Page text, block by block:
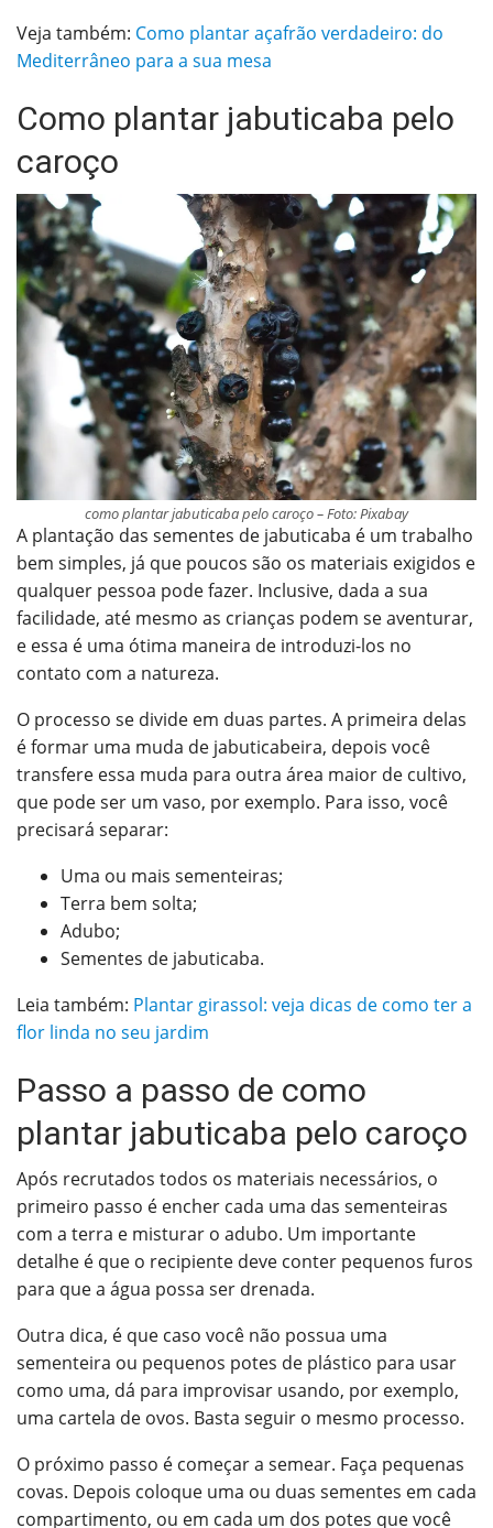
Veja também: Como plantar açafrão verdadeiro: do
Mediterrâneo para a sua mesa
Como plantar jabuticaba pelo
caroço
como plantar jabuticaba pelo caroço – Foto: Pixabay
A plantação das sementes de jabuticaba é um trabalho
bem simples, já que poucos são os materiais exigidos e
qualquer pessoa pode fazer. Inclusive, dada a sua
facilidade, até mesmo as crianças podem se aventurar,
e essa é uma ótima maneira de introduzi-los no
contato com a natureza.
O processo se divide em duas partes. A primeira delas
é formar uma muda de jabuticabeira, depois você
transfere essa muda para outra área maior de cultivo,
que pode ser um vaso, por exemplo. Para isso, você
precisará separar:
Uma ou mais sementeiras;
Terra bem solta;
Adubo;
Sementes de jabuticaba.
Leia também: Plantar girassol: veja dicas de como ter a
flor linda no seu jardim
Passo a passo de como
plantar jabuticaba pelo caroço
Após recrutados todos os materiais necessários, o
primeiro passo é encher cada uma das sementeiras
com a terra e misturar o adubo. Um importante
detalhe é que o recipiente deve conter pequenos furos
para que a água possa ser drenada.
Outra dica, é que caso você não possua uma
sementeira ou pequenos potes de plástico para usar
como uma, dá para improvisar usando, por exemplo,
uma cartela de ovos. Basta seguir o mesmo processo.
O próximo passo é começar a semear. Faça pequenas
covas. Depois coloque uma ou duas sementes em cada
compartimento, ou em cada um dos potes que você